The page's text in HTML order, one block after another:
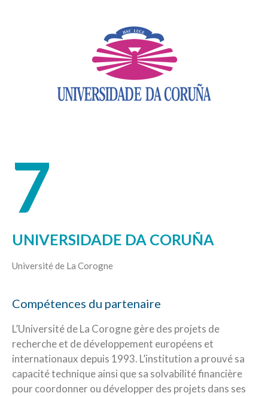
7
UNIVERSIDADE DA CORUÑA
Université de La Corogne
Compétences du partenaire
L’Université de La Corogne gère des projets de
recherche et de développement européens et
internationaux depuis 1993. L’institution a prouvé sa
capacité technique ainsi que sa solvabilité financière
pour coordonner ou développer des projets dans ses